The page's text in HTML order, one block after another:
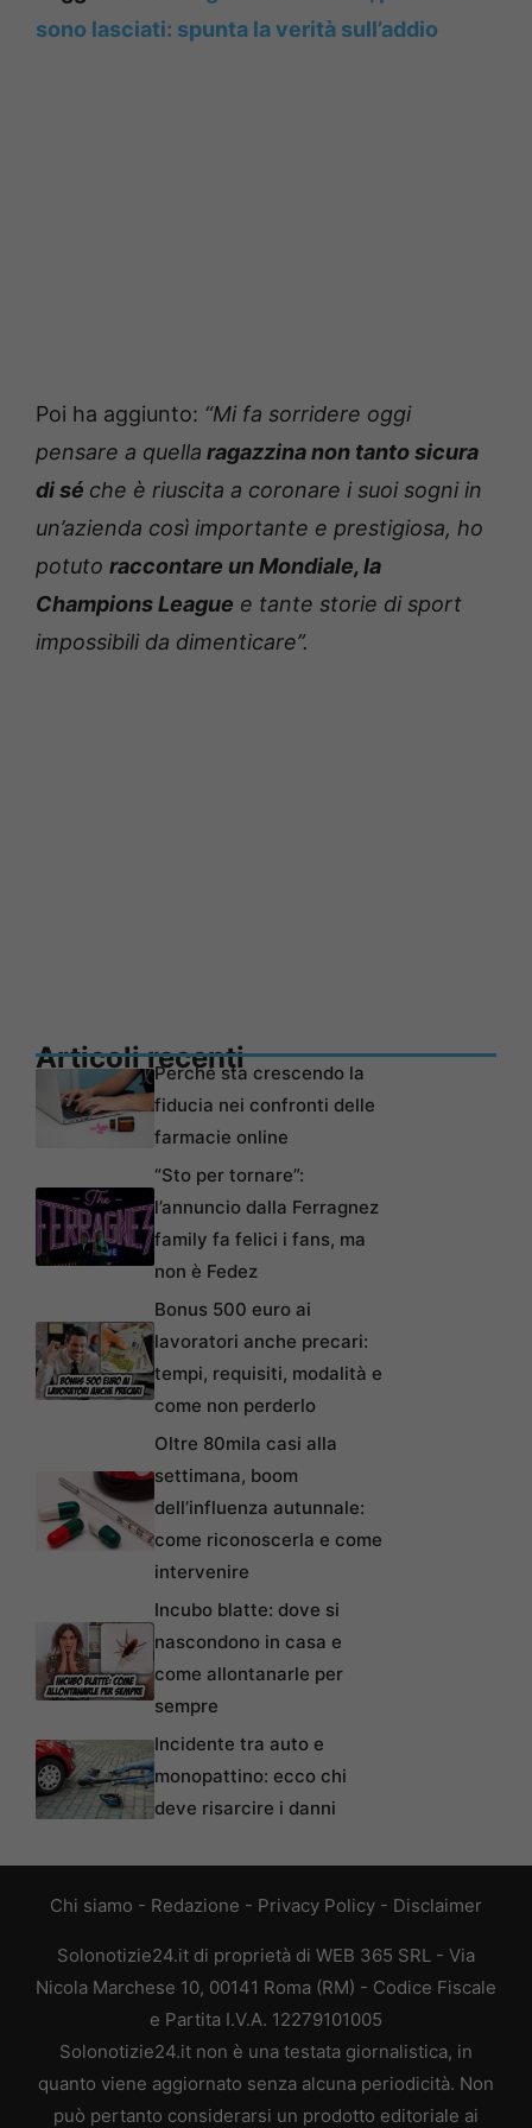
sono lasciati: spunta la verità sull’addio
Poi ha aggiunto: “Mi fa sorridere oggi
pensare a quella ragazzina non tanto sicura
di sé che è riuscita a coronare i suoi sogni in
un’azienda così importante e prestigiosa, ho
potuto raccontare un Mondiale, la
Champions League e tante storie di sport
impossibili da dimenticare”.
Articoli recentiPerché sta crescendo la
fiducia nei confronti delle
farmacie online
“Sto per tornare”:
l’annuncio dalla Ferragnez
family fa felici i fans, ma
non è Fedez
Bonus 500 euro ai
lavoratori anche precari:
tempi, requisiti, modalità e
come non perderlo
Oltre 80mila casi alla
settimana, boom
dell’influenza autunnale:
come riconoscerla e come
intervenire
Incubo blatte: dove si
nascondono in casa e
come allontanarle per
sempre
Incidente tra auto e
monopattino: ecco chi
deve risarcire i danni
Chi siamo - Redazione - Privacy Policy - Disclaimer
Solonotizie24.it di proprietà di WEB 365 SRL - Via
Nicola Marchese 10, 00141 Roma (RM) - Codice Fiscale
e Partita I.V.A. 12279101005
Solonotizie24.it non è una testata giornalistica, in
quanto viene aggiornato senza alcuna periodicità. Non
può pertanto considerarsi un prodotto editoriale ai